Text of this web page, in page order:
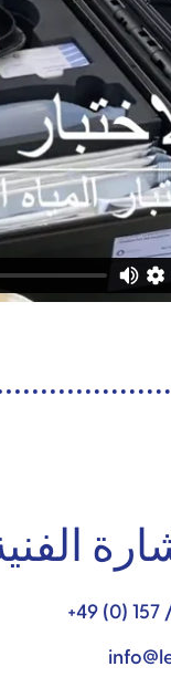
+49 (0) 157